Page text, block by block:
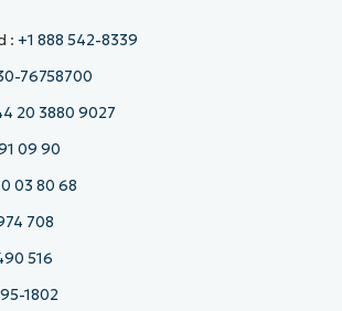
: +1 888 542-8339
76758700
20 3880 9027
09 90
03 80 68
708
516
1802